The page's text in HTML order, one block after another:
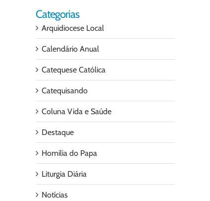
Categorias
Arquidiocese Local
Calendário Anual
Catequese Católica
Catequisando
Coluna Vida e Saúde
Destaque
Homilia do Papa
Liturgia Diária
Notícias